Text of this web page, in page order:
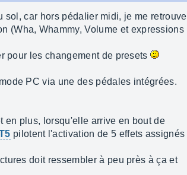
sol, car hors pédalier midi, je me retrouve
(Wha, Whammy, Volume et expressions
pour les changement de presets
PC via une des pédales intégrées.
en plus, lorsqu'elle arrive en bout de
pilotent l'activation de 5 effets assignés
doit ressembler à peu près à ça et